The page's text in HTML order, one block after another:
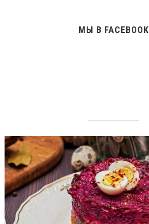
МЫ В FACEBOOK